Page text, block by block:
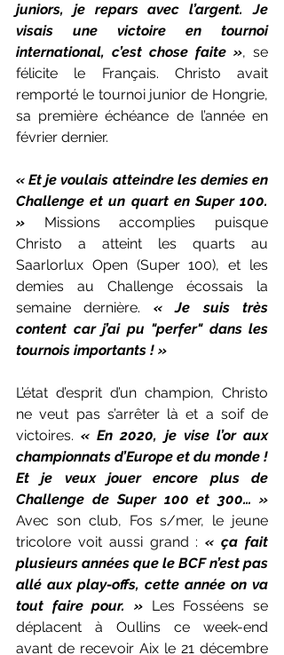
juniors, je repars avec l’argent. Je
visais une victoire en tournoi
international, c’est chose faite », se
félicite le Français. Christo avait
remporté le tournoi junior de Hongrie,
sa première échéance de l’année en
février dernier.
« Et je voulais atteindre les demies en
Challenge et un quart en Super 100.
» Missions accomplies puisque
Christo a atteint les quarts au
Saarlorlux Open (Super 100), et les
demies au Challenge écossais la
semaine dernière. « Je suis très
content car j’ai pu "perfer" dans les
tournois importants ! »
L’état d’esprit d’un champion, Christo
ne veut pas s’arrêter là et a soif de
victoires. « En 2020, je vise l’or aux
championnats d’Europe et du monde !
Et je veux jouer encore plus de
Challenge de Super 100 et 300… »
Avec son club, Fos s/mer, le jeune
tricolore voit aussi grand : « ça fait
plusieurs années que le BCF n’est pas
allé aux play-offs, cette année on va
tout faire pour. » Les Fosséens se
déplacent à Oullins ce week-end
avant de recevoir Aix le 21 décembre